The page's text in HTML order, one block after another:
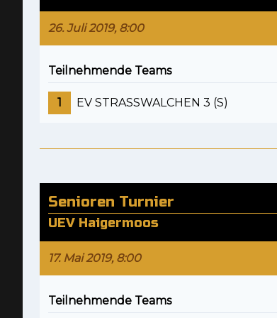
26. Juli 2019, 8:00
Teilnehmende Teams
1 EV STRASSWALCHEN 3 (S)
Senioren Turnier
UEV Haigermoos
17. Mai 2019, 8:00
Teilnehmende Teams